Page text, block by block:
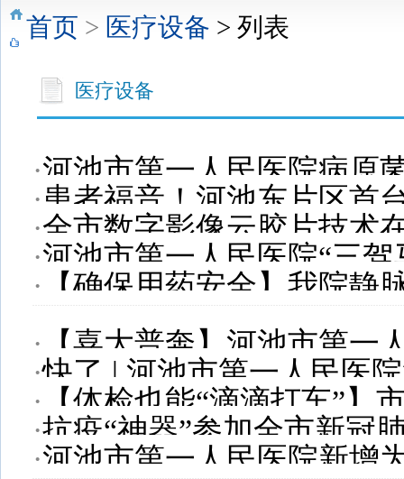
三坚三守
集中整治 建设项目
拜访工作
人员”预约
公告
首页 > 医疗设备 > 列表
医疗设备
·河池市第一人民医院病原
·患者福音！河池东片区首
在市一医院正式启用
·全市数字影像云胶片技术
·河池市第一人民医院“三
市硬核防疫和医疗救治
· 【确保用药安全】我院静
行
· 【喜大普奔】河池市第一
设
·快了 | 河池市第一人民医
投入临床应用
· 【体检也能“滴滴打车”】
入使用
·抗疫“神器”参加全市新冠
·河池市第一人民医院新增